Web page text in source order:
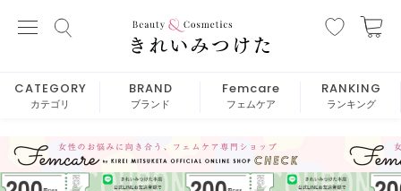
CATEGORY
カテゴリ
BRAND
ブランド
Femcare
フェムケア
RANKING
ランキング